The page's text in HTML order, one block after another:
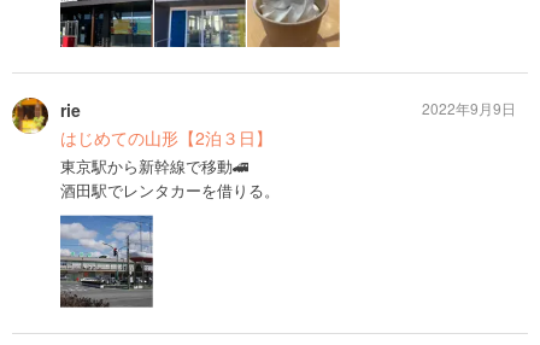
rie
はじめての山形【2泊３日】
東京駅から新幹線で移動🚄
酒田駅でレンタカーを借りる。
2022年9月9日